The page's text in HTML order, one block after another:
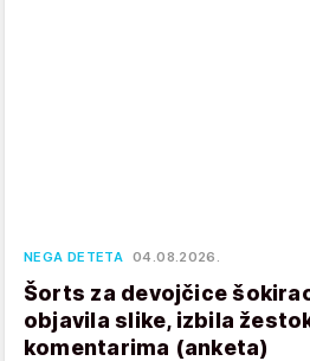
NEGA DETETA 04.08.2026.
Šorts za devojčice
objavila slike, izbila
komentarima (anketa)